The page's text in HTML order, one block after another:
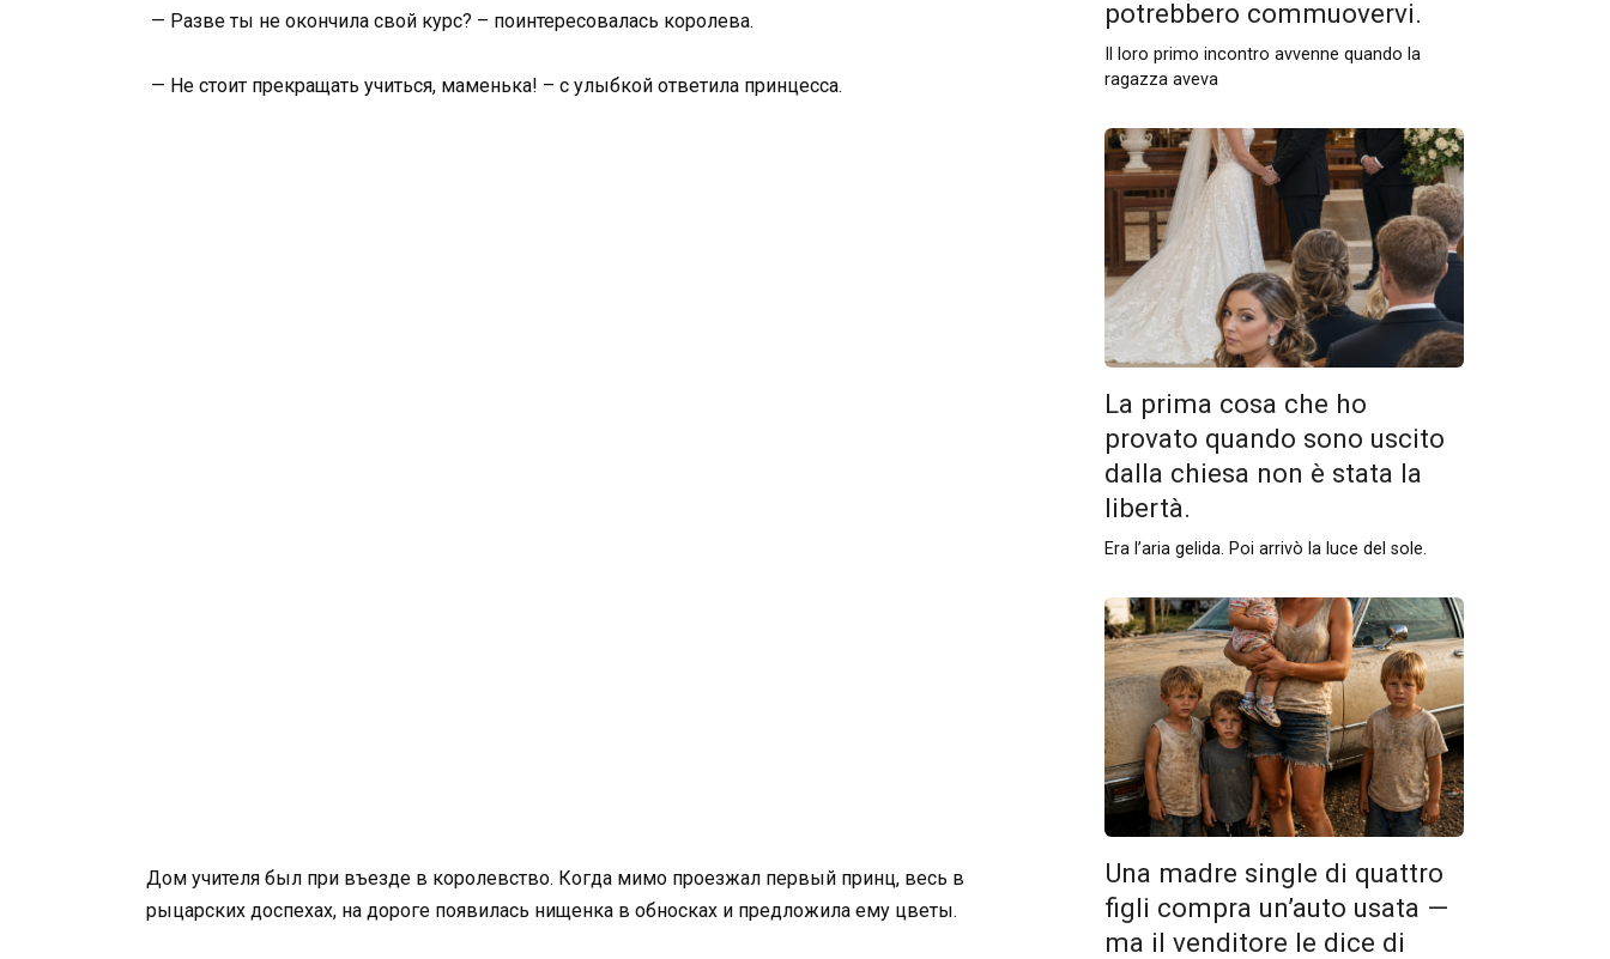
— Разве ты не окончила свой курс? – поинтересовалась королева.
— Не стоит прекращать учиться, маменька! – с улыбкой ответила принцесса.
Дом учителя был при въезде в королевство. Когда мимо проезжал первый принц, весь в
рыцарских доспехах, на дороге появилась нищенка в обносках и предложила ему цветы.
potrebbero commuovervi.
Il loro primo incontro avvenne quando la
ragazza aveva
La prima cosa che ho
provato quando sono uscito
dalla chiesa non è stata la
libertà.
Era l’aria gelida. Poi arrivò la luce del sole.
Una madre single di quattro
figli compra un’auto usata —
ma il venditore le dice di